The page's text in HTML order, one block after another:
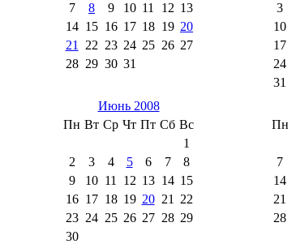
7
8 9 10 11 12 13
14 15 16 17 18 19 20
21
22 23 24 25 26 27
28 29 30 31
3
10
17
24
31
Июнь 2008
Пн Вт Ср Чт Пт Сб Вс
1
2
3 4 5 6 7
8
9
10 11 12 13 14 15
16 17 18 19 20 21
22
23 24 25 26 27 28 29
30
Пн
7
14
21
28